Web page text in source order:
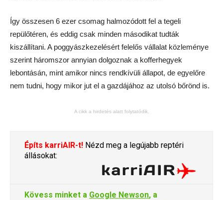
Így összesen 6 ezer csomag halmozódott fel a tegeli
repülőtéren, és eddig csak minden másodikat tudták
kiszállítani. A poggyászkezelésért felelős vállalat közleménye
szerint háromszor annyian dolgoznak a kofferhegyek
lebontásán, mint amikor nincs rendkívüli állapot, de egyelőre
nem tudni, hogy mikor jut el a gazdájához az utolsó bőrönd is.
A cikk a hirdetés alatt folytatódik.
Építs karriAIR-t! Nézd meg a legújabb reptéri
állásokat:
Kövess minket a Google Newson, a